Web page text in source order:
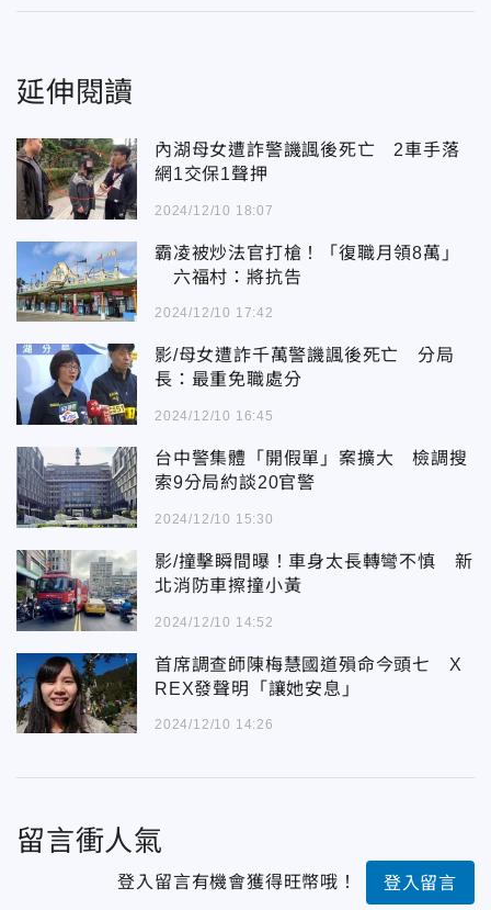
延伸閱讀
內湖母女遭詐警譏諷後死亡 2車手落
網1交保1聲押
2024/12/10 18:07
霸凌被炒法官打槍！「復職月領8萬」
六福村：將抗告
2024/12/10 17:42
影/母女遭詐千萬警譏諷後死亡 分局
長：最重免職處分
2024/12/10 16:45
台中警集體「開假單」案擴大 檢調搜
索9分局約談20官警
2024/12/10 15:30
影/撞擊瞬間曝！車身太長轉彎不慎 新
北消防車擦撞小黃
2024/12/10 14:52
首席調查師陳梅慧國道殞命今頭七 X
REX發聲明「讓她安息」
2024/12/10 14:26
留言衝人氣
登入留言有機會獲得旺幣哦！ 登入留言